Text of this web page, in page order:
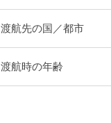
渡航先の国／都市
渡航時の年齢